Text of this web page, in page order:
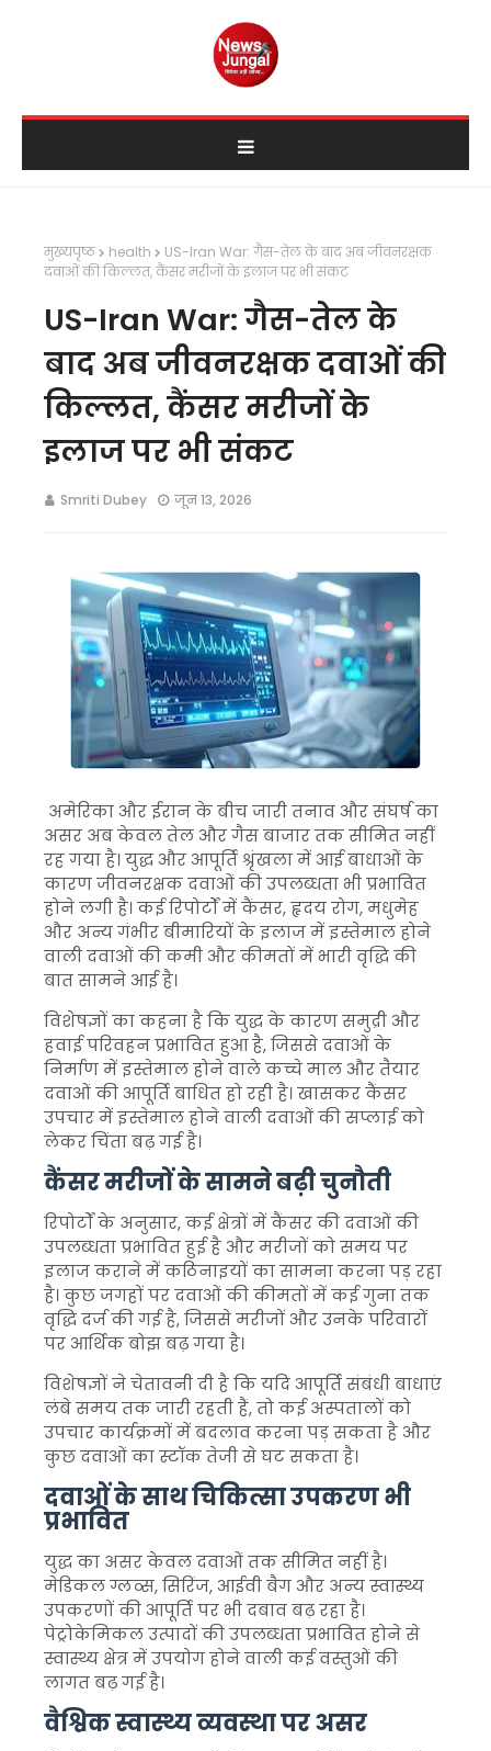
मुख्यपृष्ठ health
US-Iran War: गैस-तेल के बाद अब जीवनरक्षक
दवाओं की किल्लत, कैंसर मरीजों के इलाज पर भी संकट
US-Iran War: गैस-तेल के
बाद अब जीवनरक्षक दवाओं की
किल्लत, कैंसर मरीजों के
इलाज पर भी संकट
Smriti Dubey जून 13, 2026
अमेरिका और ईरान के बीच जारी तनाव और संघर्ष का
असर अब केवल तेल और गैस बाजार तक सीमित नहीं
रह गया है। युद्ध और आपूर्ति श्रृंखला में आई बाधाओं के
कारण जीवनरक्षक दवाओं की उपलब्धता भी प्रभावित
होने लगी है। कई रिपोर्टों में कैंसर, हृदय रोग, मधुमेह
और अन्य गंभीर बीमारियों के इलाज में इस्तेमाल होने
वाली दवाओं की कमी और कीमतों में भारी वृद्धि की
बात सामने आई है।
विशेषज्ञों का कहना है कि युद्ध के कारण समुद्री और
हवाई परिवहन प्रभावित हुआ है, जिससे दवाओं के
निर्माण में इस्तेमाल होने वाले कच्चे माल और तैयार
दवाओं की आपूर्ति बाधित हो रही है। खासकर कैंसर
उपचार में इस्तेमाल होने वाली दवाओं की सप्लाई को
लेकर चिंता बढ़ गई है।
कैंसर मरीजों के सामने बढ़ी चुनौती
रिपोर्टों के अनुसार, कई क्षेत्रों में कैंसर की दवाओं की
उपलब्धता प्रभावित हुई है और मरीजों को समय पर
इलाज कराने में कठिनाइयों का सामना करना पड़ रहा
है। कुछ जगहों पर दवाओं की कीमतों में कई गुना तक
वृद्धि दर्ज की गई है, जिससे मरीजों और उनके परिवारों
पर आर्थिक बोझ बढ़ गया है।
विशेषज्ञों ने चेतावनी दी है कि यदि आपूर्ति संबंधी बाधाएं
लंबे समय तक जारी रहती हैं, तो कई अस्पतालों को
उपचार कार्यक्रमों में बदलाव करना पड़ सकता है और
कुछ दवाओं का स्टॉक तेजी से घट सकता है।
दवाओं के साथ चिकित्सा उपकरण भी
प्रभावित
युद्ध का असर केवल दवाओं तक सीमित नहीं है।
मेडिकल ग्लव्स, सिरिंज, आईवी बैग और अन्य स्वास्थ्य
उपकरणों की आपूर्ति पर भी दबाव बढ़ रहा है।
पेट्रोकेमिकल उत्पादों की उपलब्धता प्रभावित होने से
स्वास्थ्य क्षेत्र में उपयोग होने वाली कई वस्तुओं की
लागत बढ़ गई है।
वैश्विक स्वास्थ्य व्यवस्था पर असर